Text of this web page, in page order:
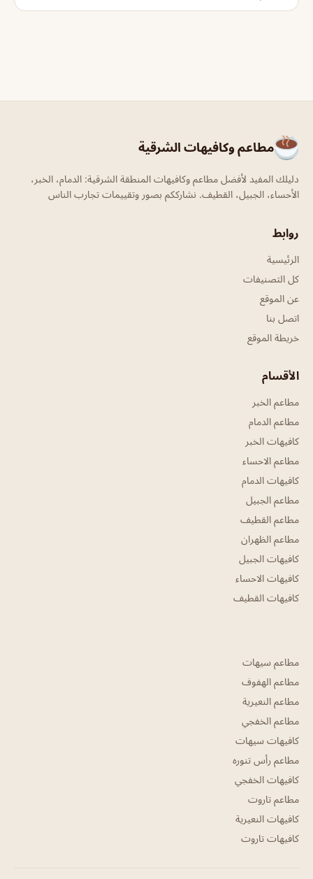
مطاعم وكافيهات الشرقية
دليلك المفيد لأفضل مطاعم وكافيهات المنطقة الشرقية: الدمام، الخبر،
الأحساء، الجبيل، القطيف. نشارككم بصور وتقييمات تجارب الناس
روابط
الرئيسية
كل التصنيفات
عن الموقع
اتصل بنا
خريطة الموقع
الأقسام
مطاعم الخبر
مطاعم الدمام
كافيهات الخبر
مطاعم الاحساء
كافيهات الدمام
مطاعم الجبيل
مطاعم القطيف
مطاعم الظهران
كافيهات الجبيل
كافيهات الاحساء
كافيهات القطيف
مطاعم سيهات
مطاعم الهفوف
مطاعم النعيرية
مطاعم الخفجي
كافيهات سيهات
مطاعم رأس تنوره
كافيهات الخفجي
مطاعم تاروت
كافيهات النعيرية
كافيهات تاروت